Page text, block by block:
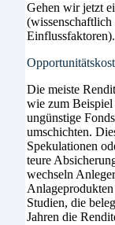
Gehen wir jetzt
(wissenschaftlich
Einflussfaktoren).
Die meiste
wie zum
ungünstige
umschichten.
Spekulationen
teure
wechseln
Studien, die
Jahren die